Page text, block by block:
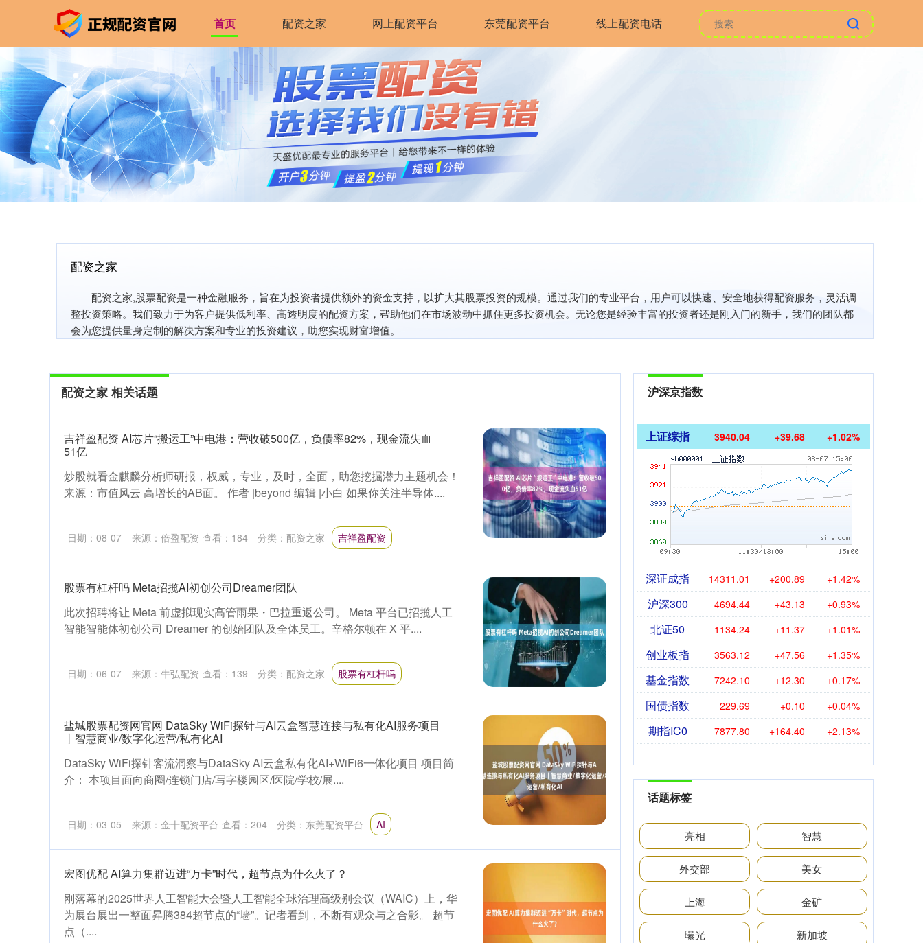
首页 配资之家 网上配资平台 东莞配资平台 线上配资电话
配资之家
配资之家,股票配资是一种金融服务，旨在为投资者提供额外的资金支持，以扩大其股票投资的规模。通过我们的专业平台，用户可以快速、安全地获得配资服务，灵活调
整投资策略。我们致力于为客户提供低利率、高透明度的配资方案，帮助他们在市场波动中抓住更多投资机会。无论您是经验丰富的投资者还是刚入门的新手，我们的团队都
会为您提供量身定制的解决方案和专业的投资建议，助您实现财富增值。
配资之家 相关话题
吉祥盈配资 AI芯片“搬运工”中电港：营收破500亿，负债率82%，现金流失血
51亿
炒股就看金麒麟分析师研报，权威，专业，及时，全面，助您挖掘潜力主题机会！
来源：市值风云 高增长的AB面。 作者 |beyond 编辑 |小白 如果你关注半导体....
日期：08-07 来源：倍盈配资 查看： 184 分类： 配资之家 吉祥盈配资
股票有杠杆吗 Meta招揽AI初创公司Dreamer团队
此次招聘将让 Meta 前虚拟现实高管雨果・巴拉重返公司。 Meta 平台已招揽人工
智能智能体初创公司 Dreamer 的创始团队及全体员工。辛格尔顿在 X 平....
日期：06-07 来源：牛弘配资 查看： 139 分类： 配资之家 股票有杠杆吗
盐城股票配资网官网 DataSky WiFi探针与AI云盒智慧连接与私有化AI服务项目
丨智慧商业/数字化运营/私有化AI
DataSky WiFi探针客流洞察与DataSky AI云盒私有化AI+WiFi6一体化项目 项目简
介： 本项目面向商圈/连锁门店/写字楼园区/医院/学校/展....
日期：03-05 来源：金十配资平台 查看： 204 分类： 东莞配资平台 AI
宏图优配 AI算力集群迈进“万卡”时代，超节点为什么火了？
刚落幕的2025世界人工智能大会暨人工智能全球治理高级别会议（WAIC）上，华
为展台展出一整面昇腾384超节点的“墙”。记者看到，不断有观众与之合影。 超节
点（....
沪深京指数
上证综指 3940.04 +39.68 +1.02%
深证成指 14311.01 +200.89 +1.42%
沪深300 4694.44 +43.13 +0.93%
北证50 1134.24 +11.37 +1.01%
创业板指 3563.12 +47.56 +1.35%
基金指数 7242.10 +12.30 +0.17%
国债指数 229.69 +0.10 +0.04%
期指IC0 7877.80 +164.40 +2.13%
话题标签
亮相 智慧
外交部 美女
上海 金矿
曝光 新加坡